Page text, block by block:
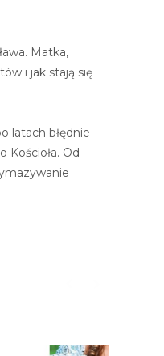
Matka,
i jak stają się
latach błędnie
Kościoła. Od